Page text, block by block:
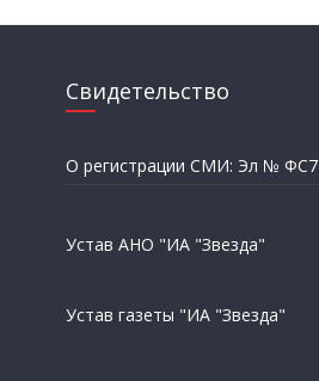
Свидетельство
О регистрации СМИ: Эл №
Устав АНО "ИА "Звезда"
Устав газеты "ИА "Звезда"